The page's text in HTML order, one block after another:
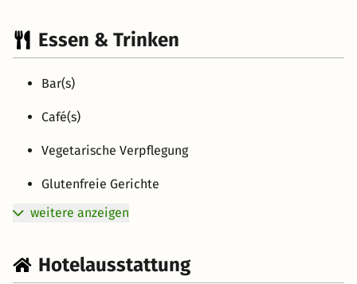
Essen & Trinken
Bar(s)
Café(s)
Vegetarische Verpflegung
Glutenfreie Gerichte
weitere anzeigen
Hotelausstattung